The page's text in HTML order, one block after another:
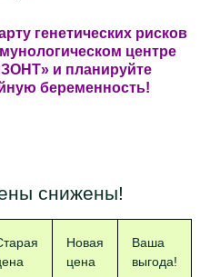
генетических рисков
центре
и планируйте
беременность!
снижены!
Новая
цена
Ваша
выгода!